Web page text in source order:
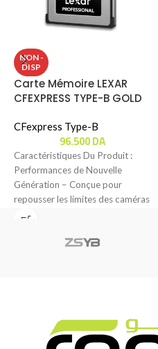
NON -
DISP
Carte Mémoire LEXAR
CFEXPRESS TYPE-B GOLD
CFexpress Type-B
96.500DA
Caractéristiques Du Produit :
Performances de Nouvelle
Génération – Conçue pour
repousser les limites des caméras
de cinéma et des